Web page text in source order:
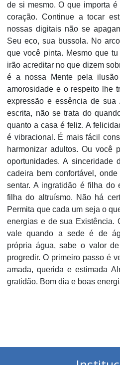
de si mesmo. O que importa
coração. Continue a tocar
nossas digitais não se
Seu eco, sua bussola. No
que você pinta. Mesmo que
irão acreditar no que dizem
é a nossa Mente pela
amorosidade e o respeito lhe
expressão e essência de
escrita, não se trata do
quanto a casa é feliz. A
é vibracional. É mais fácil
harmonizar adultos. Ou você
oportunidades. A sinceridade
cadeira bem confortável,
sentar. A ingratidão é filha do
filha do altruísmo. Não há
Permita que cada um seja o
energias e de sua Existência.
vale quando a sede é de
própria água, sabe o valor
progredir. O primeiro passo é
amada, querida e estimada
gratidão. Bom dia e boas